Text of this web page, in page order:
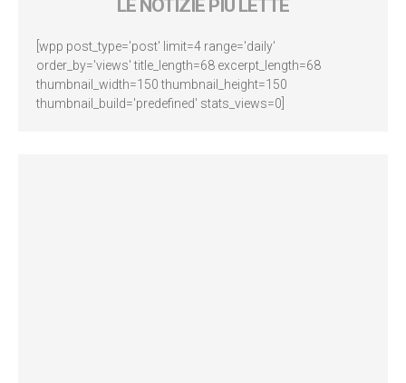
LE NOTIZIE PIÙ LETTE
[wpp post_type='post' limit=4 range='daily'
order_by='views' title_length=68 excerpt_length=68
thumbnail_width=150 thumbnail_height=150
thumbnail_build='predefined' stats_views=0]